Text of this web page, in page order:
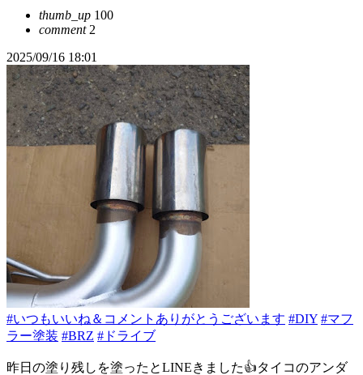
thumb_up 100
comment2
2025/09/16 18:01
#いつもいいね＆コメントありがとうございます #DIY #マフ
ラー塗装 #BRZ #ドライブ
昨日の塗り残しを塗ったとLINEきました👍タイコのアンダ